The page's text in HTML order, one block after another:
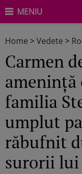
MENIU
Home >Vedete >
Carmen
amenință
familia
umplut
răbufnit
surorii lui